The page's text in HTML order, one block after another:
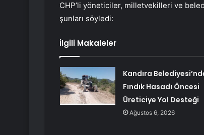
CHP’li yöneticiler, milletvekilleri ve
şunları söyledi:
İlgili Makaleler
Kandıra
Fındık Hasadı Öncesi
Üreticiye Yol Desteği
Ağustos 6, 2026